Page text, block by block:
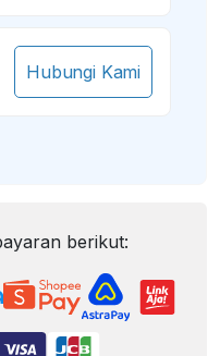
Hubungi Kami
berikut: